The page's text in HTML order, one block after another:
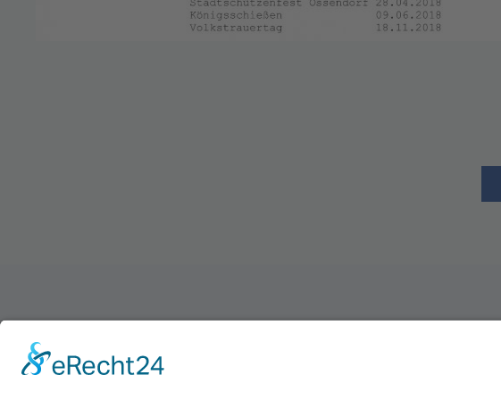
Schützenverein Warburg von 1591 e.V.
Impressum |Datenschutz